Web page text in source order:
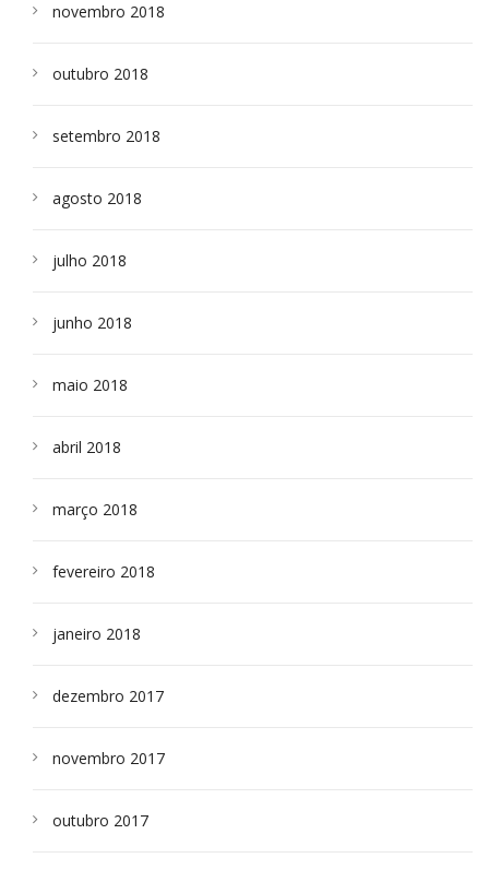
novembro 2018
outubro 2018
setembro 2018
agosto 2018
julho 2018
junho 2018
maio 2018
abril 2018
março 2018
fevereiro 2018
janeiro 2018
dezembro 2017
novembro 2017
outubro 2017